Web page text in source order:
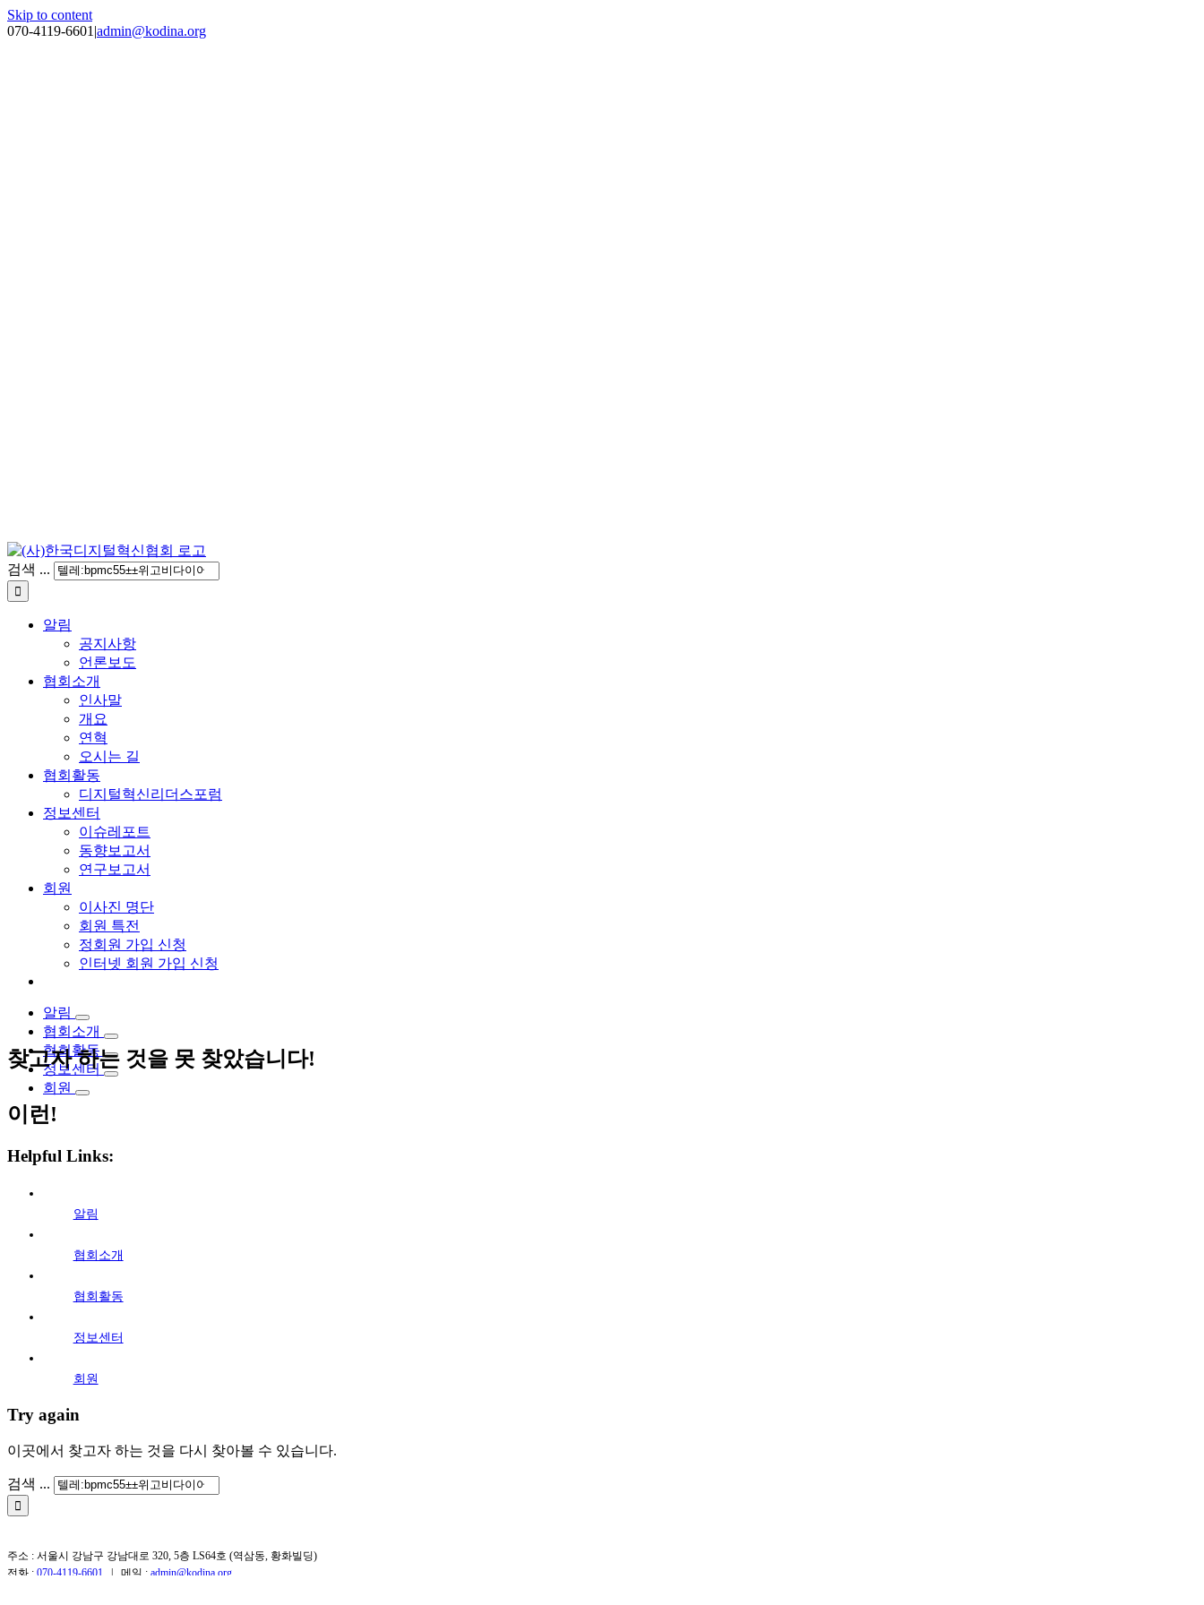
Skip to content
070-4119-6601 |admin@kodina.org
검색 ...
알림
공지사항
언론보도
협회소개
인사말
개요
연혁
오시는 길
협회활동
디지털혁신리더스포럼
정보센터
이슈레포트
동향보고서
연구보고서
회원
이사진 명단
회원 특전
정회원 가입 신청
인터넷 회원 가입 신청
알림
협회소개
협회활동
정보센터
회원
찾고자 하는 것을 못 찾았습니다!
이런!
Helpful Links:
알림
협회소개
협회활동
정보센터
회원
Try again
이곳에서 찾고자 하는 것을 다시 찾아볼 수 있습니다.
검색 ...
주소 : 서울시 강남구 강남대로 320, 5층 LS64호 (역삼동, 황화빌딩)
전화 : 070-4119-6601 | 메일 : admin@kodina.org